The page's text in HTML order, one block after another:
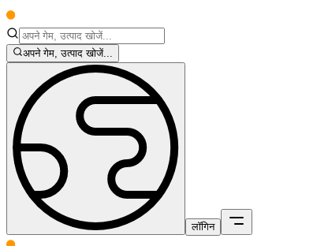
अपने गेम, उत्पाद खोजें...
लॉगिन